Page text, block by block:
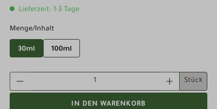
Lieferzeit: 1-3 Tage
Menge/Inhaltauswählen
30ml 100ml
PRODUKT ANZAHL: GIB DEN GEWÜNSCHTEN
Stück
IN DEN WARENKORB